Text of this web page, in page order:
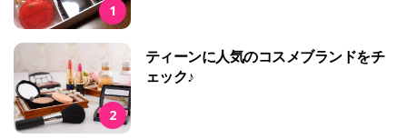
1
2
ティーンに人気のコスメブランドをチ
ェック♪